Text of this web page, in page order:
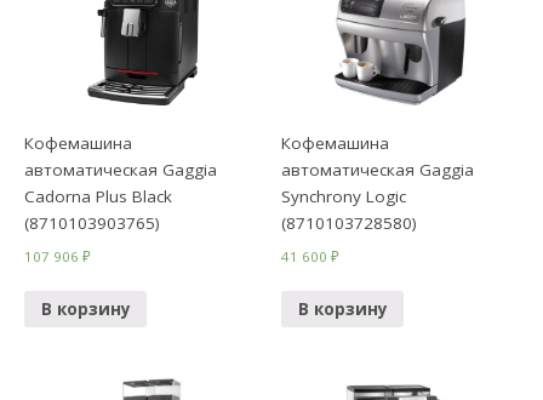
Кофемашина
автоматическая Gaggia
Cadorna Plus Black
(8710103903765)
107 906₽
В корзину
Кофемашина
автоматическая Gaggia
Synchrony Logic
(8710103728580)
41 600₽
В корзину